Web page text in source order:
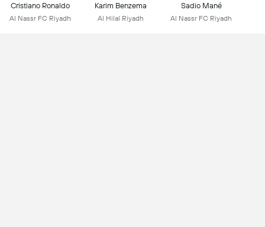
Cristiano Ronaldo
Al Nassr FC Riyadh
Karim Benzema
Al Hilal Riyadh
Sadio Mané
Al Nassr FC Riyadh